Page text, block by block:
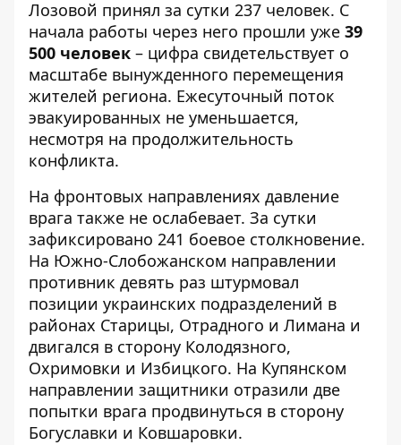
Лозовой принял за сутки 237 человек. С
начала работы через него прошли уже 39
500 человек – цифра свидетельствует о
масштабе вынужденного перемещения
жителей региона. Ежесуточный поток
эвакуированных не уменьшается,
несмотря на продолжительность
конфликта.
На фронтовых направлениях давление
врага также не ослабевает. За сутки
зафиксировано 241 боевое столкновение.
На Южно-Слобожанском направлении
противник девять раз штурмовал
позиции украинских подразделений в
районах Старицы, Отрадного и Лимана и
двигался в сторону Колодязного,
Охримовки и Избицкого. На Купянском
направлении защитники отразили две
попытки врага продвинуться в сторону
Богуславки и Ковшаровки.